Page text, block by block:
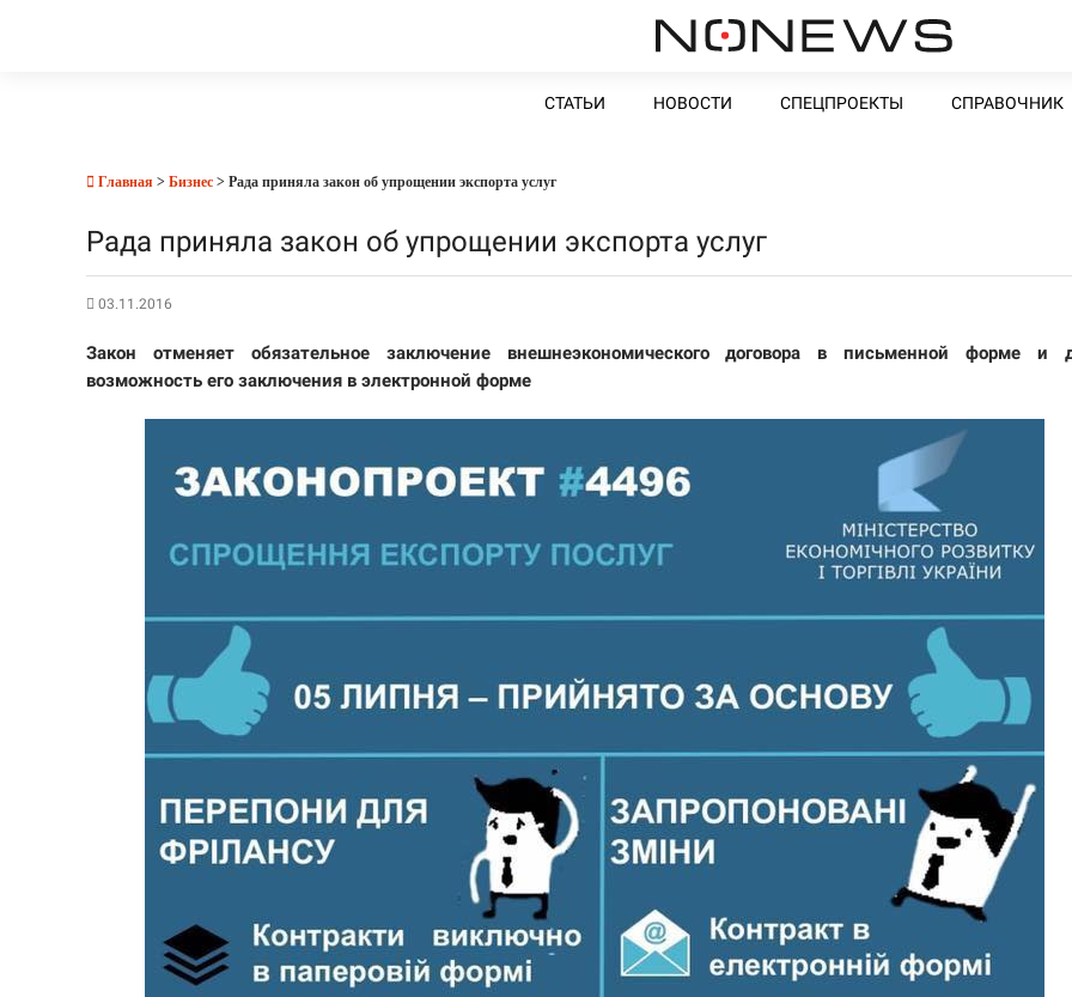
СТАТЬИ НОВОСТИ СПЕЦПРОЕКТЫ СПРАВОЧНИК
Главная > Бизнес > Рада приняла закон об упрощении экспорта услуг
Рада приняла закон об упрощении экспорта услуг
03.11.2016
Закон отменяет обязательное заключение внешнеэкономического договора в письменной форме и
возможность его заключения в электронной форме